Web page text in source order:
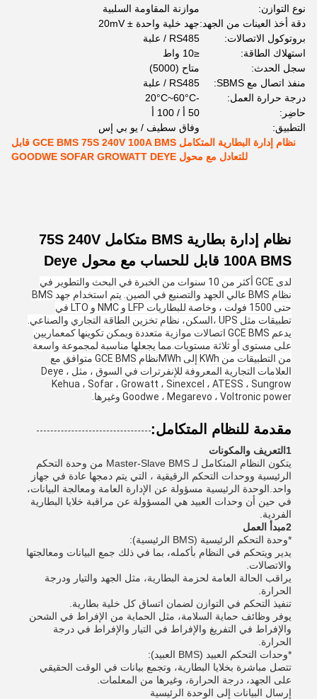
نوع التوازن:
موازنة المقاومة السلبية
دقة أخذ العينات من الجهد:جهد خلية واحدة ± 20mV
بروتوكول الاتصالات:
RS485 / علبة
استهلاك الطاقة:
≤10 واط
سجل الحدث:
متاح (5000)
منفذ اتصال مع SBMS:
RS485 / علبة
درجة حرارة العمل:
-20°C~60°C
حاضِر:
50 أ / 100 أ
التطبيق:
وفاق سطيف / يو بي إس
نظام إدارة البطارية المتكامل GCE BMS 75S 240V 100A BMS قابل
للتعادل مع محول GOODWE SOFAR GROWATT DEYE
نظام إدارة بطارية BMS متكامل 75S 240V
100A BMS قابل للحساب مع محول Deye
لدى GCE أكثر من 10 سنوات من الخبرة في البحث والتطوير في
نظام BMS عالي الجهد والتصنيع في الصين. يتم استخدام جهد BMS
حتى 1500 فولت ، وخاصة للبطاريات LFP و NMC و LTO في
تطبيقات مثل UPS ،السكن، نظام تخزين الطاقة التجاري والصناعي.
يدعم GCE BMS اتصالات موازية متعددة ويمكن تكوينها كمعماريين
على مستوى أو ثلاثة مستويات.مما يجعلها مناسبة لمجموعة واسعة
من التطبيقات من KWh إلى MWhنظام GCE BMS متوافق مع
العلامات التجارية المعروفة للإنفرترات في السوق ، مثل Deye ،
Kehua ، Sofar ، Growatt ، Sinexcel ، ATESS ، Sungrow
Goodwe ، Megarevo ، Voltronic power وغيرها.
مقدمة للنظام المتكامل:
1التعريف والمكونات
يتكون النظام المتكامل لـ Master-Slave BMS من وحدة التحكم
الرئيسية ووحدات التحكم الرقيقية ، التي يتم دمجها عادة في جهاز
واحد.الوحدة الرئيسية مسؤولة عن الإدارة العامة ومعالجة البيانات،
في حين أن وحدات العبيد هي المسؤولة عن مراقبة خلايا البطارية
الفردية.
2مبدأ العمل
*وحدة التحكم الرئيسية (BMS الرئيسية):
يدير ويتحكم في النظام بأكمله، بما في ذلك جمع البيانات ومعالجتها
والاتصالات.
يراقب الحالة العامة لحزمة البطارية، مثل الجهد والتيار ودرجة
الحرارة.
تنفيذ التحكم في التوازن لضمان اتساق كل خلية بطارية.
يوفر وظائف حماية السلامة، مثل الحماية من الإفراط في الشحن
والإفراط في التفريغ والإفراط في التيار والإفراط في درجة
الحرارة.
*وحدات التحكم العبيد (BMS العبيد):
تتصل مباشرة بخلايا البطارية، وتجمع بيانات في الوقت الحقيقي
على الجهد، درجة الحرارة، وغيرها من المعلمات.
إرسال البيانات إلى الوحدة الرئيسية